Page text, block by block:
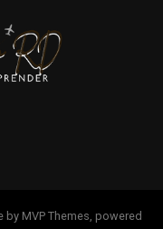
MVP Themes, powered